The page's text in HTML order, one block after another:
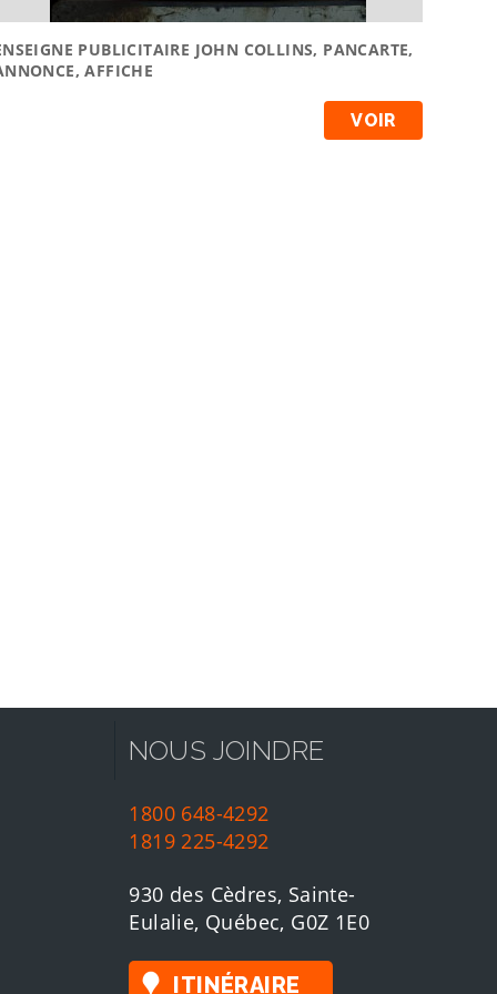
PUBLICITAIRE JOHN COLLINS, PANCARTE,
AFFICHE
VOIR
NOUS JOINDRE
1800 648-4292
1819 225-4292
930 des Cèdres, Sainte-
Eulalie, Québec, G0Z 1E0
ITINÉRAIRE